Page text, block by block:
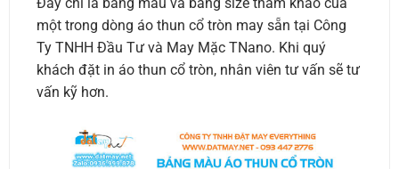
một trong dòng áo thun cổ tròn may sẵn tại Công
Ty TNHH Đầu Tư và May Mặc TNano. Khi quý
khách đặt in áo thun cổ tròn, nhân viên tư vấn sẽ tư
vấn kỹ hơn.